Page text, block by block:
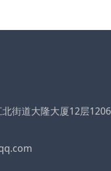
街道大隆大厦12层